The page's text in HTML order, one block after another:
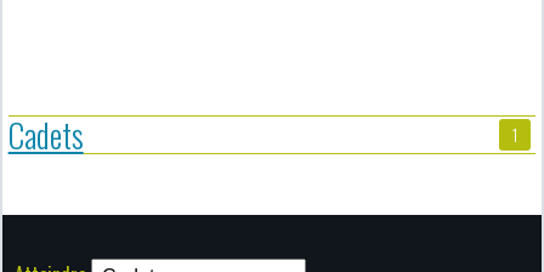
Cadets 1